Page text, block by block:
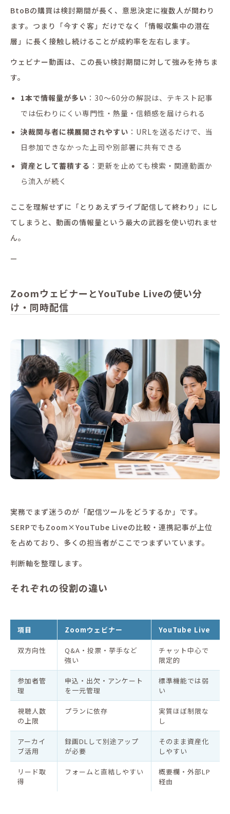
BtoBの購買は検討期間が長く、意思決定に複数人が関わり
ます。つまり「今すぐ客」だけでなく「情報収集中の潜在
層」に長く接触し続けることが成約率を左右します。
ウェビナー動画は、この長い検討期間に対して強みを持ちま
す。
1本で情報量が多い ：30〜60分の解説は、テキスト記事
では伝わりにくい専門性・熱量・信頼感を届けられる
決裁関与者に横展開されやすい ：URLを送るだけで、当
日参加できなかった上司や別部署に共有できる
資産として蓄積する ：更新を止めても検索・関連動画か
ら流入が続く
ここを理解せずに「とりあえずライブ配信して終わり」にし
てしまうと、動画の情報量という最大の武器を使い切れませ
ん。
—
ZoomウェビナーとYouTube Liveの使い分
け・同時配信
実務でまず迷うのが「配信ツールをどうするか」です。
SERPでもZoom×YouTube Liveの比較・連携記事が上位
を占めており、多くの担当者がここでつまずいています。
判断軸を整理します。
それぞれの役割の違い
項目 Zoomウェビナー YouTube Live
双方向性
Q&A・投票・挙手など
強い
チャット中心で
限定的
参加者管
理
申込・出欠・アンケート
を一元管理
標準機能では弱
い
視聴人数
の上限
プランに依存
実質ほぼ制限な
し
アーカイ
ブ活用
録画DLして別途アップ
が必要
そのまま資産化
しやすい
リード取
得
フォームと直結しやすい
概要欄・外部LP
経由